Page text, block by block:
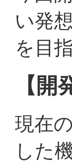
い発
を目
【開
現在
した